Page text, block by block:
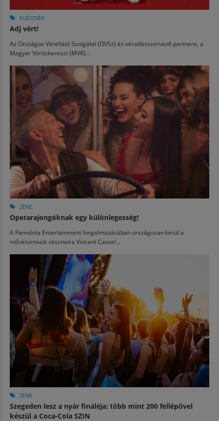
EGÉSZSÉG
Adj vért!
Az Országos Vérellátó Szolgálat (OVSz) és véradásszervező partnere, a
Magyar Vöröskereszt (MVK)...
ZENE
Operarajongóknak egy különlegesség!
A Pannónia Entertainment forgalmazásában országosan kerül a
művészmozik vásznaira Vincent Cassel...
ZENE
Szegeden lesz a nyár fináléja: több mint 200 fellépővel
készül a Coca-Cola SZIN